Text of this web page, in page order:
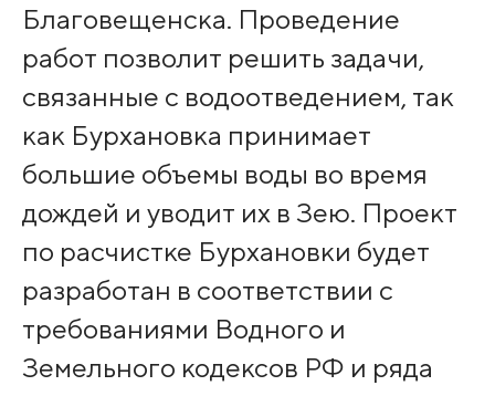
Благовещенска. Проведение
работ позволит решить задачи,
связанные с водоотведением, так
как Бурхановка принимает
большие объемы воды во время
дождей и уводит их в Зею. Проект
по расчистке Бурхановки будет
разработан в соответствии с
требованиями Водного и
Земельного кодексов РФ и ряда